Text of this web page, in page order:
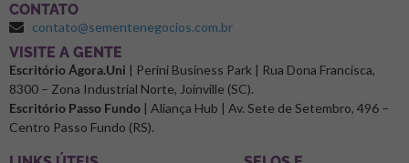
CONTATO
contato@sementenegocios.com.br
⁠VISITE A GENTE
Escritório Ágora.Uni | Perini Business Park | Rua Dona Francisca,
8300 – Zona Industrial Norte, Joinville (SC).
Escritório Passo Fundo | Aliança Hub | Av. Sete de Setembro, 496 –
Centro Passo Fundo (RS).